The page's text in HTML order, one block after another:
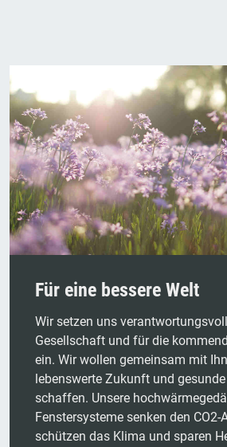
Für eine bessere Welt
Wir setzen uns
Gesellschaft und für die
ein. Wir wollen gemeinsam mit
lebenswerte Zukunft und
schaffen. Unsere
Fenstersysteme senken den CO2-
schützen das Klima und sparen